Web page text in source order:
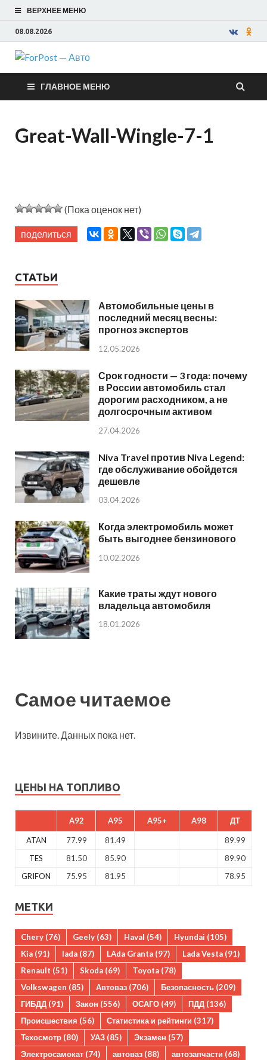
ВЕРХНЕЕ МЕНЮ
08.08.2026
ForPost —
Авто
ГЛАВНОЕ МЕНЮ
Great-Wall-Wingle-7-1
(Пока оценок нет)
поделиться
СТАТЬИ
Автомобильные цены в
последний месяц весны:
прогноз экспертов
12.05.2026
Срок годности — 3 года: почему
в России автомобиль стал
дорогим расходником, а не
долгосрочным активом
27.04.2026
Niva Travel против Niva Legend:
где обслуживание обойдется
дешевле
03.04.2026
Когда электромобиль может
быть выгоднее бензинового
10.02.2026
Какие траты ждут нового
владельца автомобиля
18.01.2026
Самое читаемое
Извините. Данных пока нет.
ЦЕНЫ НА ТОПЛИВО
A92 A95 A95+ A98 ДТ
ATAN 77.99 81.49
89.99
TES
81.50 85.90
89.90
GRIFON
75.95 81.95 78.95
МЕТКИ
Chery (76) Geely (63) Haval (54) Hyundai (105)
Kia (91) lada (87) LAda Granta (97) Lada Vesta (91)
Renault (51) Skoda (69) Toyota (78)
Volkswagen (85) Автоваз (706) Безопасность (209)
ГИБДД (91) Закон (556) ОСАГО (49) ПДД (136)
Происшествия (56) Статистика и рейтинги (317)
Техосмотр (80) УАЗ (85) Экзамен (57)
Электросамокат (74) автоваз (88) автозапчасти (68)